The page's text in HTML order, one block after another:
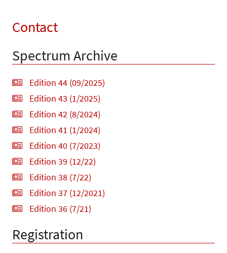
Contact
Spectrum Archive
Edition 44 (09/2025)
Edition 43 (1/2025)
Edition 42 (8/2024)
Edition 41 (1/2024)
Edition 40 (7/2023)
Edition 39 (12/22)
Edition 38 (7/22)
Edition 37 (12/2021)
Edition 36 (7/21)
Registration